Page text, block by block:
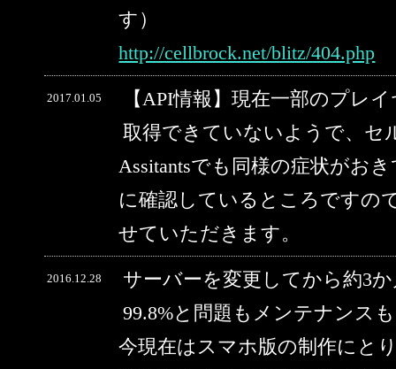
す）
http://cellbrock.net/blitz/404.php
2017.01.05
【API情報】現在一部のプレ
取得できていないようで、セ
Assitantsでも同様の症状がお
に確認しているところですの
せていただきます。
2016.12.28
サーバーを変更してから約3
99.8%と問題もメンテナンス
今現在はスマホ版の制作にと